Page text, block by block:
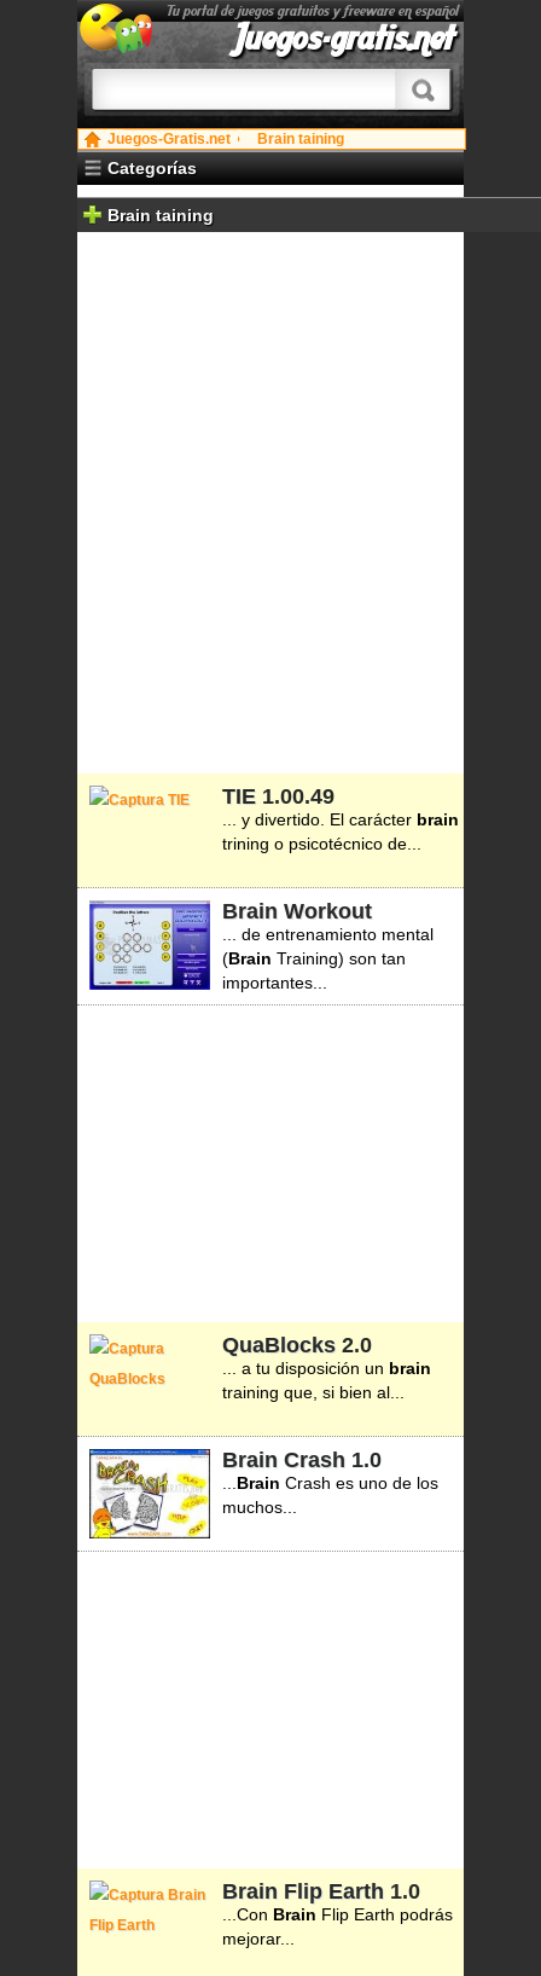
Tu portal de juegos gratuitos y freeware en español
Juegos-gratis.net
Juegos-Gratis.net Brain taining
Categorías
Brain taining
TIE 1.00.49
... y divertido. El carácter brain
trining o psicotécnico de...
Brain Workout
... de entrenamiento mental
(Brain Training) son tan
importantes...
QuaBlocks 2.0
... a tu disposición un brain
training que, si bien al...
Brain Crash 1.0
Brain Crash es uno de los
muchos...
Brain Flip Earth 1.0
...Con Brain Flip Earth podrás
mejorar...